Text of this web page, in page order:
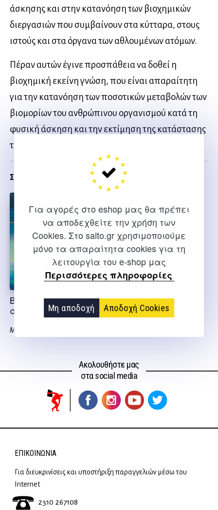
Για αγορές στο eshop μας θα πρέπει
να αποδεχθείτε την χρήση των
Cookies. Στο salto.gr χρησιμοποιούμε
μόνο τα απαραίτητα cookies για τη
λειτουργία του e-shop μας
Περισσότερες πληροφορίες
Μη αποδοχή Αποδοχή Cookies
άσκησης και στην κατανόηση των βιοχημικών
διεργασιών που συμβαίνουν στα κύτταρα, στους
ιστούς και στα όργανα των αθλουμένων ατόμων.
Πέραν αυτών έγινε προσπάθεια να δοθεί η
βιοχημική εκείνη γνώση, που είναι απαραίτητη
για την κατανόηση των ποσοτικών μεταβολών των
βιομορίων του ανθρώπινου οργανισμού κατά τη
φυσική άσκηση και την εκτίμηση της κατάστασης
της υγείας των αθλουμένων ατόμων
Σχετικα
Βιοχημεία της
άσκησης
Μούγιος Β.
Στοιχεία βιοχημείας
του ανθρώπου
Ακολουθήστε μας
στα social media
ΕΠΙΚΟΙΝΩΝΊΑ
Για διευκρινίσεις και υποστήριξη παραγγελιών μέσω του
Internet
2310 267108